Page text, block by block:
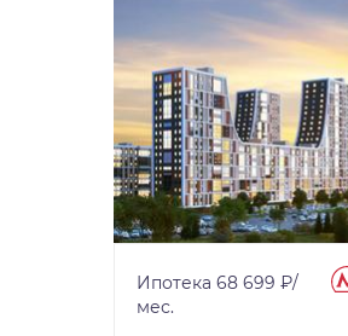
Ипотека 68 699 ₽/
мес.